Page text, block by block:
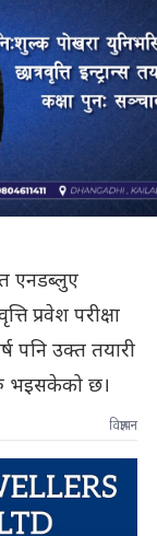
एनडब्लुए
प्रवेश परीक्षा
पनि उक्त तयारी
भइसकेको छ।
विज्ञापन